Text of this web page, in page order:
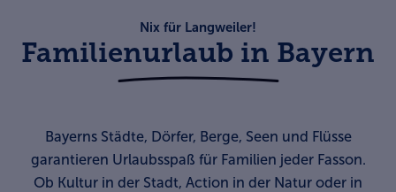
Nix für Langweiler!
Familienurlaub in Bayern
Bayerns Städte, Dörfer, Berge, Seen und Flüsse
garantieren Urlaubsspaß für Familien jeder Fasson.
Ob Kultur in der Stadt, Action in der Natur oder in